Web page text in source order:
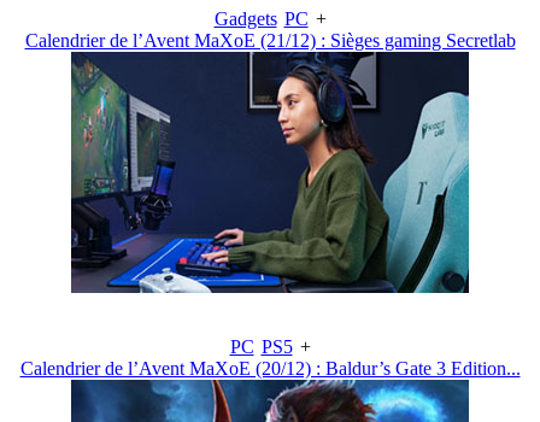
Gadgets PC +
Calendrier de l’Avent MaXoE (21/12) : Sièges gaming Secretlab
PC PS5 +
Calendrier de l’Avent MaXoE (20/12) : Baldur’s Gate 3 Edition...